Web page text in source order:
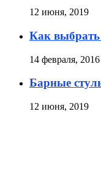
12 июня, 2019
Как выбрать
14 февраля, 2016
Барные
12 июня, 2019